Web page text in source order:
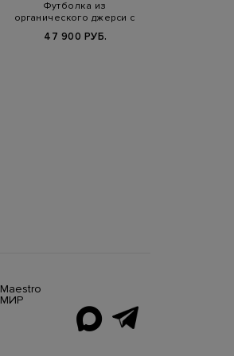
Футболка из
органического джерси с
47 900 РУБ.
Maestro
МИР